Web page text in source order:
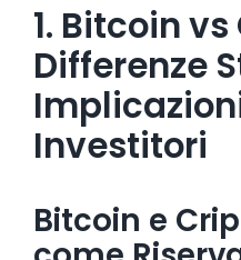
1. Bitcoin vs
Differenze
Investitori
Bitcoin e